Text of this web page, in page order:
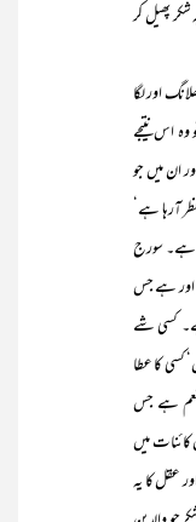
پھیل کر
اور لگا
اس نتیجے
ان میں جو
آرہا ہے‘
ہے۔ سورج
اور ہے جس
کسی شے
کسی کا عطا
ہے جس
میں
عقل کا یہ